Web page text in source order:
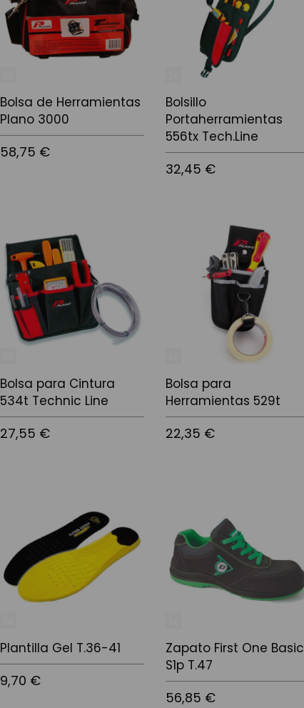
Bolsa de Herramientas
Plano 3000
58,75 €
Bolsillo
Portaherramientas
556tx Tech.Line
32,45 €
Afegir a la cistella
Bolsa para Cintura
534t Technic Line
27,55 €
Bolsa para
Herramientas 529t
22,35 €
Plantilla Gel T.36-41
9,70 €
Zapato First One Basic
S1p T.47
56,85 €